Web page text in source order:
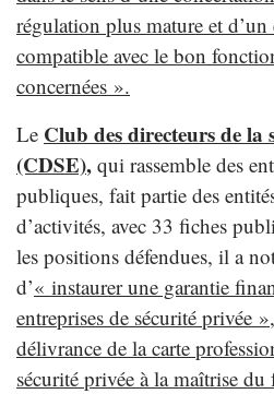
régulation plus mature et d’un
compatible avec le bon
concernées ».
Le Club des directeurs de la
(CDSE), qui rassemble des
publiques, fait partie des
d’activités, avec 33 fiches
les positions défendues, il a
d’« instaurer une garantie
entreprises de sécurité privée »,
délivrance de la carte
sécurité privée à la maîtrise du